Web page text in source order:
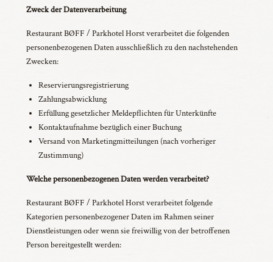
Zweck der Datenverarbeitung
Restaurant BØFF / Parkhotel Horst verarbeitet die folgenden
personenbezogenen Daten ausschließlich zu den nachstehenden
Zwecken:
Reservierungsregistrierung
Zahlungsabwicklung
Erfüllung gesetzlicher Meldepflichten für Unterkünfte
Kontaktaufnahme bezüglich einer Buchung
Versand von Marketingmitteilungen (nach vorheriger
Zustimmung)
Welche personenbezogenen Daten werden verarbeitet?
Restaurant BØFF / Parkhotel Horst verarbeitet folgende
Kategorien personenbezogener Daten im Rahmen seiner
Dienstleistungen oder wenn sie freiwillig von der betroffenen
Person bereitgestellt werden: